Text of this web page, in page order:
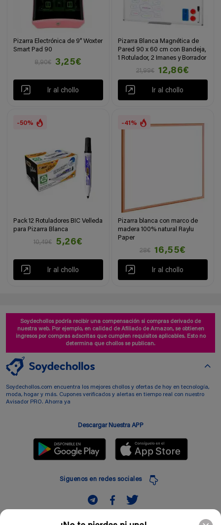
Pizarra Electrónica de 9” Woxter
Smart Pad 90
8,90€
3,25€
Ir al chollo
Pizarra Blanca Magnética de
Pared 90 x 60 cm con Bandeja,
1 Rotulador, 2 Imanes y Borrador
21,99€
12,86€
Ir al chollo
-50%
Pack 12 Rotuladores BIC Velleda
para Pizarra Blanca
10,49€
5,26€
Ir al chollo
-41%
Pizarra blanca con marco de
madera 100% natural Raylu
Paper
28€
16,55€
Ir al chollo
Soydechollos podría recibir una compensación si compras derivado de
nuestra web. Por ejemplo, en calidad de Afiliado de Amazon, se obtienen
ingresos por compras adscritas que cumplen requisitos aplicables. Esto no
determina que chollos se publican.
Soydechollos.com encuentra los mejores chollos y ofertas de hoy en tecnología,
moda, hogar y más. Cupones verificados y alertas en tiempo real con nuestro
Avisador PRO. Ahorra ya
Descargar Nuestra APP
Siguenos en redes sociales
Suscribir